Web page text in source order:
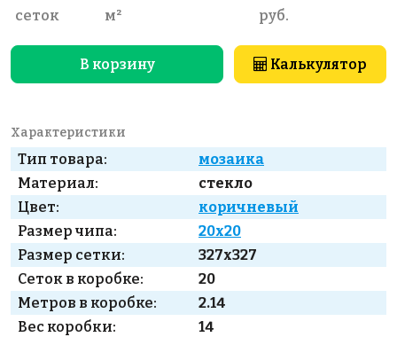
сеток м² руб.
В корзину Калькулятор
Характеристики
Тип товара:
мозаика
Материал:
стекло
Цвет:
коричневый
Размер чипа:
20x20
Размер сетки:
327x327
Сеток в коробке:
20
Метров в коробке:
2.14
Вес коробки:
14